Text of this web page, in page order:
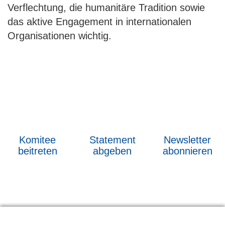
Verflechtung, die humanitäre Tradition sowie
das aktive Engagement in internationalen
Organisationen wichtig.
Komitee
beitreten
Statement
abgeben
Newsletter
abonnieren